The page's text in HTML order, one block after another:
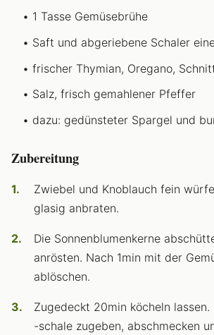
1 Tasse Gemüsebrühe
Saft und abgeriebene Schaler
frischer Thymian, Oregano,
Salz, frisch gemahlener Pfeffer
dazu: gedünsteter Spargel und
Zubereitung
Zwiebel und Knoblauch fein
glasig anbraten.
Die Sonnenblumenkerne
anrösten. Nach 1min mit der
ablöschen.
Zugedeckt 20min köcheln
-schale zugeben, abschmecken